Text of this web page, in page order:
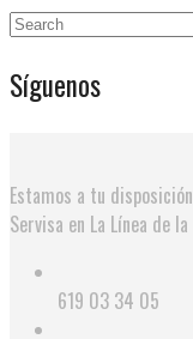
Síguenos
Estamos a tu
Servisa en La Línea de
619 03 34 05